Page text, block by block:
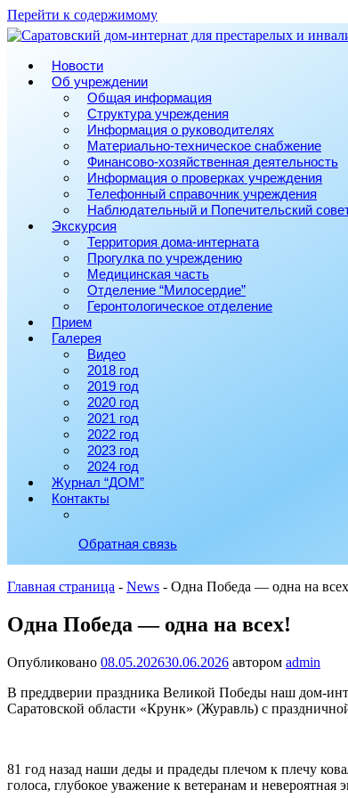
Перейти к содержимому
Новости
Об учреждении
Общая информация
Структура учреждения
Информация о руководителях
Материально-техническое снабжение
Финансово-хозяйственная деятельность
Информация о проверках учреждения
Телефонный справочник учреждения
Наблюдательный и Попечительский
Экскурсия
Территория дома-интерната
Прогулка по учреждению
Медицинская часть
Отделение “Милосердие”
Геронтологическое отделение
Прием
Галерея
Видео
2018 год
2019 год
2020 год
2021 год
2022 год
2023 год
2024 год
Журнал “ДОМ”
Контакты
Обратная связь
Главная страница - News - Одна Победа — одна на
Одна Победа — одна на всех!
Опубликовано 08.05.202630.06.2026 автором admin
В преддверии праздника Великой Победы наш дом-
Саратовской области «Крунк» (Журавль) с
81 год назад наши деды и прадеды плечом к плечу
голоса, глубокое уважение к ветеранам и